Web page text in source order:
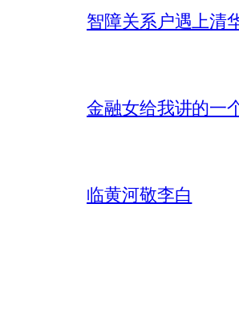
智障关系户遇上清
金融女给我讲的一
临黄河敬李白